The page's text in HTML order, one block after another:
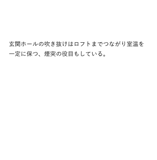
玄関ホールの吹き抜けはロフトまでつながり室温を
一定に保つ、煙突の役目もしている。